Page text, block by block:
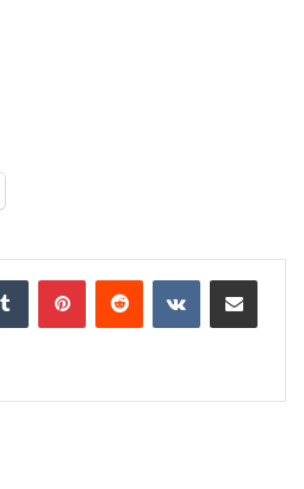
Tumblr PinterestReddit VKontakteShare via Email